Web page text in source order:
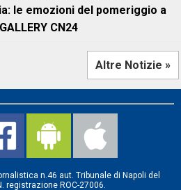
le emozioni del pomeriggio a
CN24
Altre Notizie »
n.46 aut. Tribunale di Napoli del
registrazione ROC-27006.